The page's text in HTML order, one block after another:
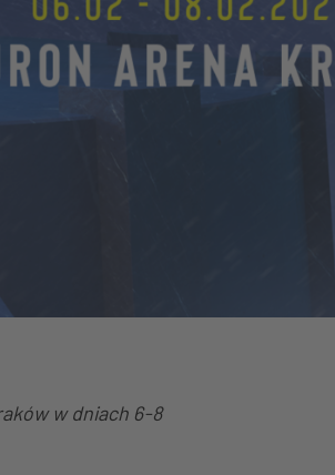
w dniach 6-8